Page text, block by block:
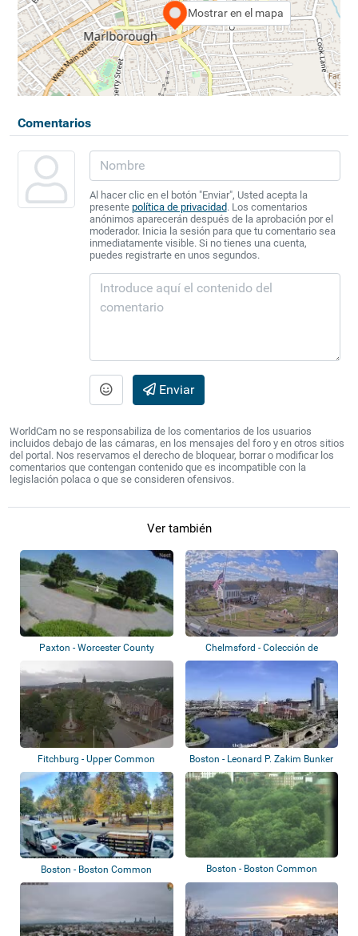
Mostrar en el mapa
Comentarios
Al hacer clic en el botón "Enviar", Usted acepta la
presente política de privacidad. Los comentarios
anónimos aparecerán después de la aprobación por el
moderador. Inicia la sesión para que tu comentario sea
inmediatamente visible. Si no tienes una cuenta,
puedes registrarte en unos segundos.
Enviar
WorldCam no se responsabiliza de los comentarios de los usuarios
incluidos debajo de las cámaras, en los mensajes del foro y en otros sitios
del portal. Nos reservamos el derecho de bloquear, borrar o modificar los
comentarios que contengan contenido que es incompatible con la
legislación polaca o que se consideren ofensivos.
Ver también
Paxton - Worcester County
Memorial Park
Chelmsford - Colección de
webcams
Fitchburg - Upper Common
Boston - Leonard P. Zakim Bunker
Hill Br...
Boston - Boston Common Boston - Boston Common